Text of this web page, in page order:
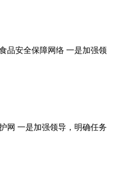
品安全保障网络 一是加强领
网 一是加强领导，明确任务